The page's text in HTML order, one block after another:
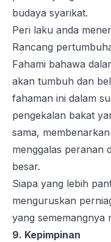
budaya syarikat.
Peri laku anda
Rancang
Fahami bahawa
akan tumbuh dan
fahaman ini dalam
pengekalan bakat
sama,
menggalas peranan
besar.
Siapa yang lebih
menguruskan
yang sememangnya
9. Kepimpinan